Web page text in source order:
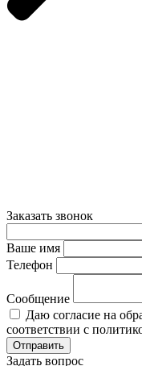
Заказать звонок
Ваше имя
Телефон
Сообщение
Даю согласие на
соответствии с
Задать вопрос